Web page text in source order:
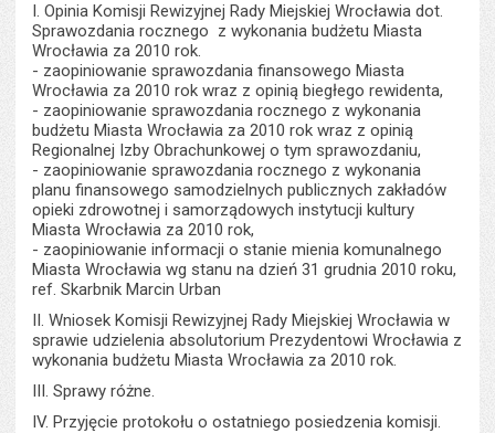
I. Opinia Komisji Rewizyjnej Rady Miejskiej Wrocławia dot.
Sprawozdania rocznego z wykonania budżetu Miasta
Wrocławia za 2010 rok.
- zaopiniowanie sprawozdania finansowego Miasta
Wrocławia za 2010 rok wraz z opinią biegłego rewidenta,
- zaopiniowanie sprawozdania rocznego z wykonania
budżetu Miasta Wrocławia za 2010 rok wraz z opinią
Regionalnej Izby Obrachunkowej o tym sprawozdaniu,
- zaopiniowanie sprawozdania rocznego z wykonania
planu finansowego samodzielnych publicznych zakładów
opieki zdrowotnej i samorządowych instytucji kultury
Miasta Wrocławia za 2010 rok,
- zaopiniowanie informacji o stanie mienia komunalnego
Miasta Wrocławia wg stanu na dzień 31 grudnia 2010 roku,
ref. Skarbnik Marcin Urban
II. Wniosek Komisji Rewizyjnej Rady Miejskiej Wrocławia w
sprawie udzielenia absolutorium Prezydentowi Wrocławia z
wykonania budżetu Miasta Wrocławia za 2010 rok.
III. Sprawy różne.
IV. Przyjęcie protokołu o ostatniego posiedzenia komisji.